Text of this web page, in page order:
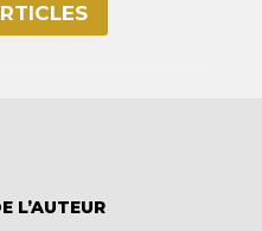
L’AUTEUR